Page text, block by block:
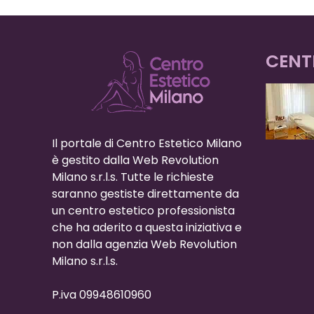
Il portale di Centro Estetico Milano
è gestito dalla Web Revolution
Milano s.r.l.s. Tutte le richieste
saranno gestiste direttamente da
un centro estetico professionista
che ha aderito a questa iniziativa e
non dalla agenzia Web Revolution
Milano s.r.l.s.
P.iva 09948610960